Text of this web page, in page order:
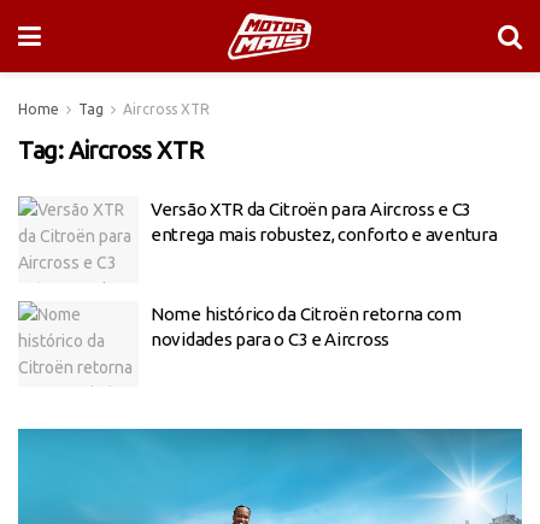
Home Tag Aircross XTR
Tag:Aircross XTR
Versão XTR da Citroën para Aircross e C3
entrega mais robustez, conforto e aventura
Nome histórico da Citroën retorna com
novidades para o C3 e Aircross